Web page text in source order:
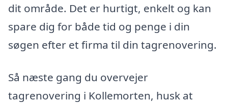
dit område. Det er hurtigt, enkelt og kan
spare dig for både tid og penge i din
søgen efter et firma til din tagrenovering.
Så næste gang du overvejer
tagrenovering i Kollemorten, husk at